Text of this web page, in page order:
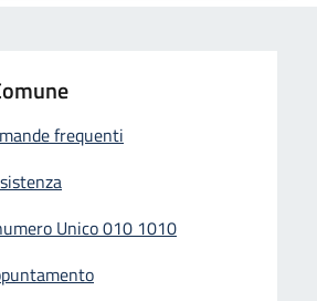
frequenti
Unico 010 1010